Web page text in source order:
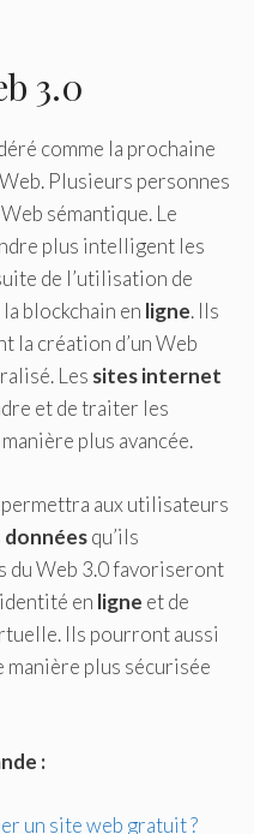
3.0
comme la prochaine
Plusieurs personnes
sémantique. Le
plus intelligent les
de l’utilisation de
blockchain en ligne. Ils
la création d’un Web
Les sitesinternet
et de traiter les
plus avancée.
aux utilisateurs
donnéesqu’ils
du Web 3.0 favoriseront
en ligne et de
Ils pourront aussi
manière plus sécurisée
:
un site web gratuit ?